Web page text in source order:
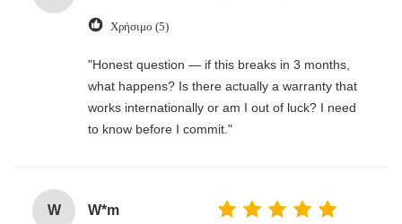
Χρήσιμο (5)
"Honest question — if this breaks in 3 months,
what happens? Is there actually a warranty that
works internationally or am I out of luck? I need
to know before I commit."
W W*m